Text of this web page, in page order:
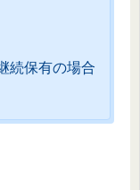
続保有の場合